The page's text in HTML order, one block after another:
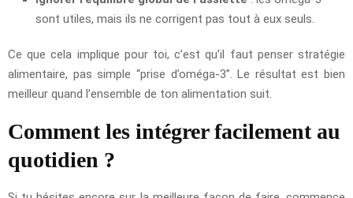
sont utiles, mais ils ne corrigent pas tout à eux seuls.
Ce que cela implique pour toi, c’est qu’il faut penser stratégie
alimentaire, pas simple “prise d’oméga-3”. Le résultat est bien
meilleur quand l’ensemble de ton alimentation suit.
Comment les intégrer facilement au
quotidien ?